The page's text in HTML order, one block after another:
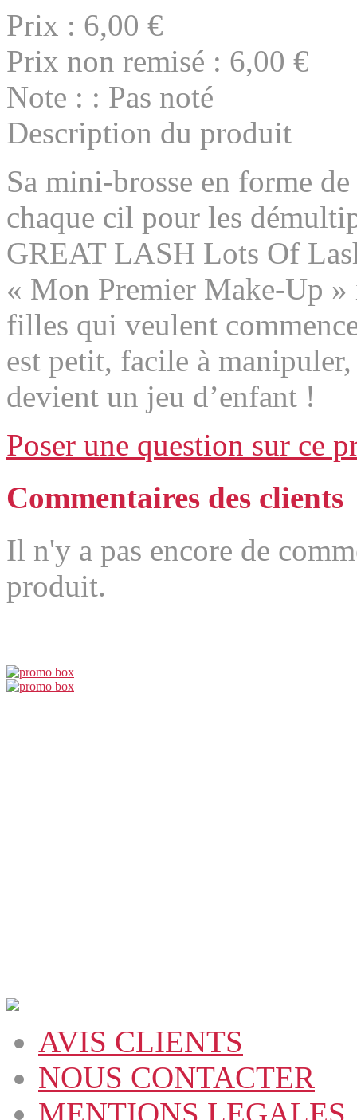
Prix : 6,00 €
Prix non remisé : 6,00 €
Note : : Pas noté
Description du produit
Sa mini-brosse en forme
chaque cil pour les
GREAT LASH Lots Of
« Mon Premier Make-Up »
filles qui veulent
est petit, facile à
devient un jeu d’enfant !
Poser une question sur ce
Commentaires des clients
Il n'y a pas encore de
produit.
AVIS CLIENTS
NOUS CONTACTER